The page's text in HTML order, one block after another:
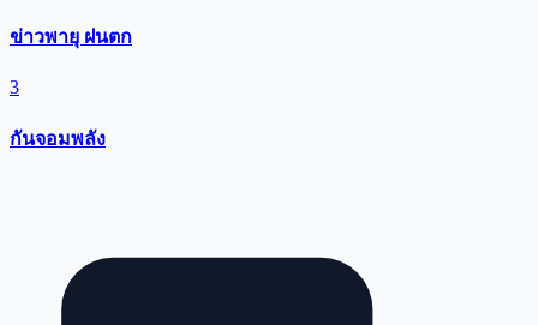
ข่าวพายุ ฝนตก
3
กันจอมพลัง